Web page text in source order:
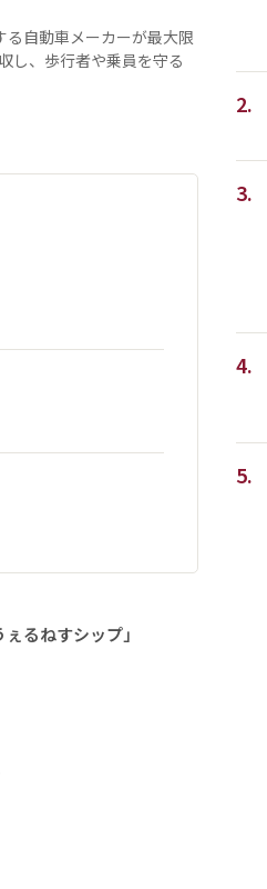
自動車メーカーが最大限
し、歩行者や乗員を守る
るねすシップ」
2.
3.
4.
5.